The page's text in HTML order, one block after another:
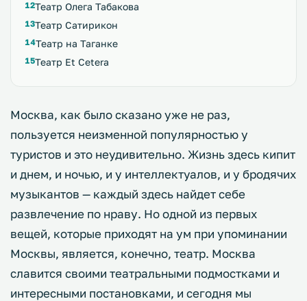
Театр Олега Табакова
Театр Сатирикон
Театр на Таганке
Театр Et Cetera
Москва, как было сказано уже не раз,
пользуется неизменной популярностью у
туристов и это неудивительно. Жизнь здесь кипит
и днем, и ночью, и у интеллектуалов, и у бродячих
музыкантов — каждый здесь найдет себе
развлечение по нраву. Но одной из первых
вещей, которые приходят на ум при упоминании
Москвы, является, конечно, театр. Москва
славится своими театральными подмостками и
интересными постановками, и сегодня мы